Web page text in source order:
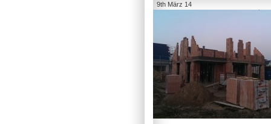
9th März 14